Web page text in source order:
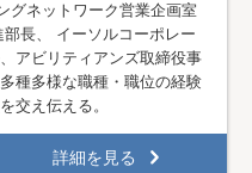
グネットワーク営業企画室
長、 イーソルコーポレー
アビリティアンズ取締役事
種多様な職種・職位の経験
交え伝える。
詳細を見る